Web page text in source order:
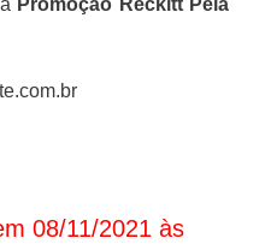
Promoção Reckitt Pela
08/11/2021 às